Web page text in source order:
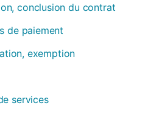
conclusion du contrat
de paiement
exemption
services